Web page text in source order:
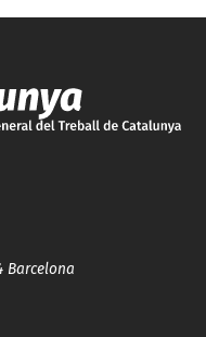
Barcelona